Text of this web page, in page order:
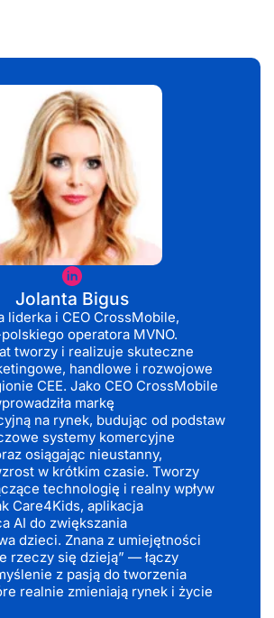
Jolanta
Bigus
Jolanta Bigus
liderka i CEO CrossMobile,
operatora MVNO.
tworzy i realizuje skuteczne
handlowe i rozwojowe
CEE. Jako CEO CrossMobile
markę
na rynek, budując od podstaw
systemy komercyjne
osiągając nieustanny,
w krótkim czasie. Tworzy
technologię i realny wpływ
Care4Kids, aplikacja
AI do zwiększania
dzieci. Znana z umiejętności
rzeczy się dzieją” — łączy
z pasją do tworzenia
realnie zmieniają rynek i życie